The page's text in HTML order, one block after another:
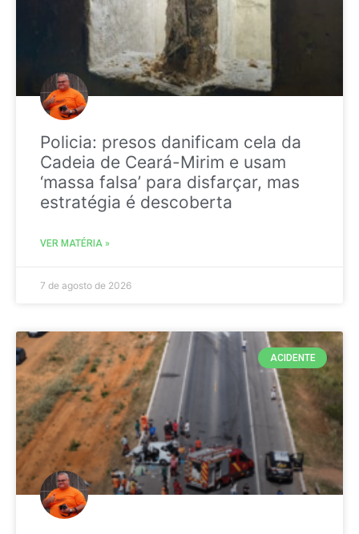
Policia: presos danificam cela da
Cadeia de Ceará-Mirim e usam
‘massa falsa’ para disfarçar, mas
estratégia é descoberta
VER MATÉRIA »
7 de agosto de 2026
ACIDENTE